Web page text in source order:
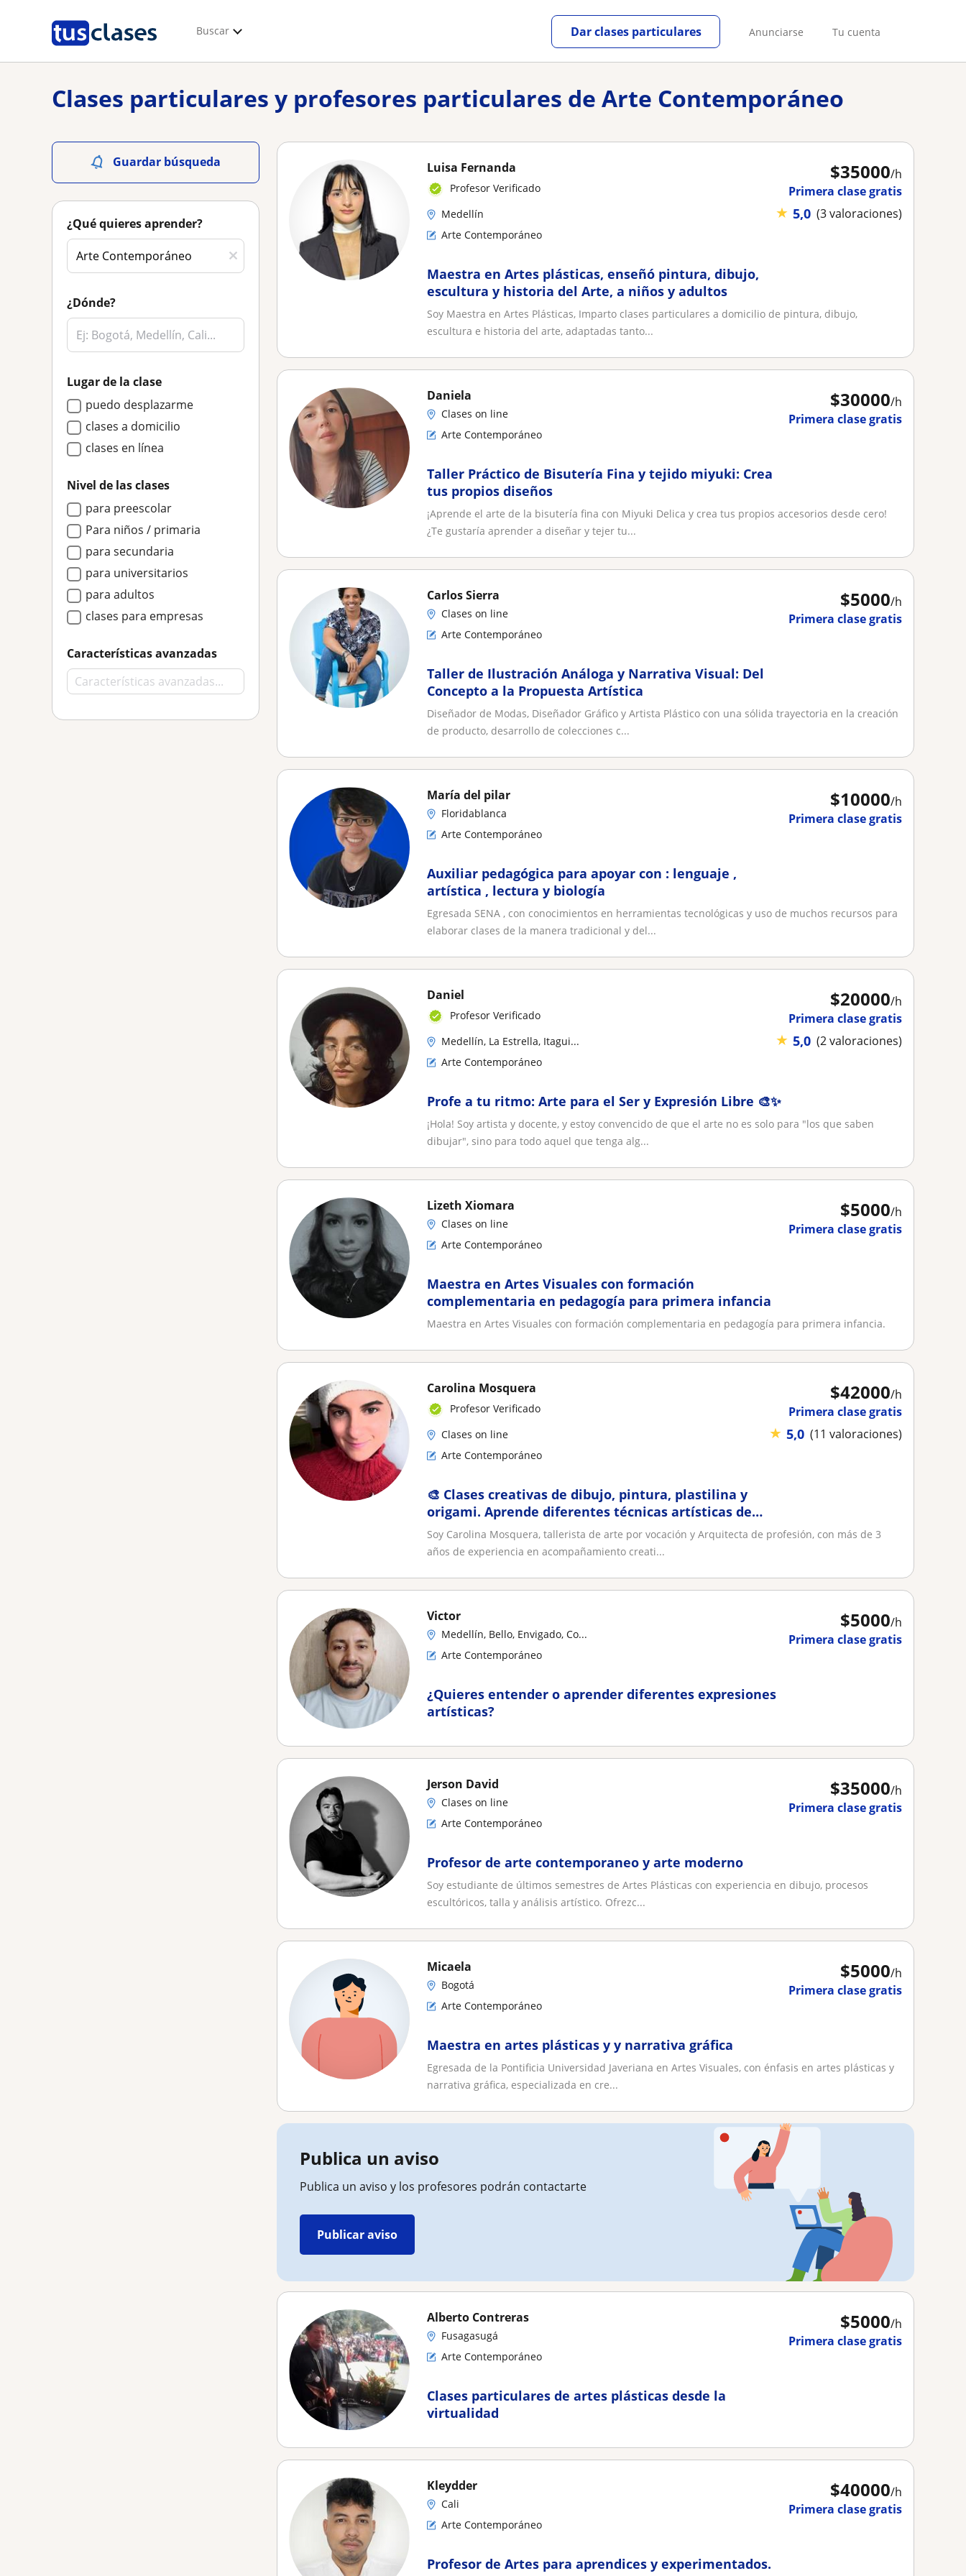
Buscar Anunciarse Tu cuenta
Dar clases particulares
Clases particulares y profesores particulares de Arte Contemporáneo
Guardar búsqueda
¿Qué quieres aprender?
¿Dónde?
Lugar de la clase
puedo desplazarme
clases a domicilio
clases en línea
Nivel de las clases
para preescolar
Para niños / primaria
para secundaria
para universitarios
para adultos
clases para empresas
Características avanzadas
$35000/h
Primera clase gratis
★ 5,0 (3 valoraciones)
Luisa Fernanda
Profesor Verificado
Medellín
Arte Contemporáneo
Maestra en Artes plásticas, enseñó pintura, dibujo,
escultura y historia del Arte, a niños y adultos
Soy Maestra en Artes Plásticas, Imparto clases particulares a domicilio de pintura, dibujo,
escultura e historia del arte, adaptadas tanto...
$30000/h
Primera clase gratis
Daniela
Clases on line
Arte Contemporáneo
Taller Práctico de Bisutería Fina y tejido miyuki: Crea
tus propios diseños
¡Aprende el arte de la bisutería fina con Miyuki Delica y crea tus propios accesorios desde cero!
¿Te gustaría aprender a diseñar y tejer tu...
$5000/h
Primera clase gratis
Carlos Sierra
Clases on line
Arte Contemporáneo
Taller de Ilustración Análoga y Narrativa Visual: Del
Concepto a la Propuesta Artística
Diseñador de Modas, Diseñador Gráfico y Artista Plástico con una sólida trayectoria en la creación
de producto, desarrollo de colecciones c...
$10000/h
Primera clase gratis
María del pilar
Floridablanca
Arte Contemporáneo
Auxiliar pedagógica para apoyar con : lenguaje ,
artística , lectura y biología
Egresada SENA , con conocimientos en herramientas tecnológicas y uso de muchos recursos para
elaborar clases de la manera tradicional y del...
$20000/h
Primera clase gratis
★ 5,0 (2 valoraciones)
Daniel
Profesor Verificado
Medellín, La Estrella, Itagui...
Arte Contemporáneo
Profe a tu ritmo: Arte para el Ser y Expresión Libre 🎨✨
¡Hola! Soy artista y docente, y estoy convencido de que el arte no es solo para "los que saben
dibujar", sino para todo aquel que tenga alg...
$5000/h
Primera clase gratis
Lizeth Xiomara
Clases on line
Arte Contemporáneo
Maestra en Artes Visuales con formación
complementaria en pedagogía para primera infancia
Maestra en Artes Visuales con formación complementaria en pedagogía para primera infancia.
$42000/h
Primera clase gratis
★ 5,0 (11 valoraciones)
Carolina Mosquera
Profesor Verificado
Clases on line
Arte Contemporáneo
🎨 Clases creativas de dibujo, pintura, plastilina y
origami. Aprende diferentes técnicas artísticas de
forma divertida, dinámica
Soy Carolina Mosquera, tallerista de arte por vocación y Arquitecta de profesión, con más de 3
años de experiencia en acompañamiento creati...
$5000/h
Primera clase gratis
Victor
Medellín, Bello, Envigado, Co...
Arte Contemporáneo
¿Quieres entender o aprender diferentes expresiones
artísticas?
$35000/h
Primera clase gratis
Jerson David
Clases on line
Arte Contemporáneo
Profesor de arte contemporaneo y arte moderno
Soy estudiante de últimos semestres de Artes Plásticas con experiencia en dibujo, procesos
escultóricos, talla y análisis artístico. Ofrezc...
$5000/h
Primera clase gratis
Micaela
Bogotá
Arte Contemporáneo
Maestra en artes plásticas y y narrativa gráfica
Egresada de la Pontificia Universidad Javeriana en Artes Visuales, con énfasis en artes plásticas y
narrativa gráfica, especializada en cre...
Publica un aviso
Publica un aviso y los profesores podrán contactarte
Publicar aviso
$5000/h
Primera clase gratis
Alberto Contreras
Fusagasugá
Arte Contemporáneo
Clases particulares de artes plásticas desde la
virtualidad
$40000/h
Primera clase gratis
Kleydder
Cali
Arte Contemporáneo
Profesor de Artes para aprendices y experimentados.